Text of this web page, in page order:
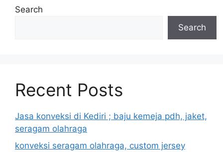
Search
Search
Recent Posts
Jasa konveksi di Kediri ; baju kemeja pdh, jaket,
seragam olahraga
konveksi seragam olahraga, custom jersey